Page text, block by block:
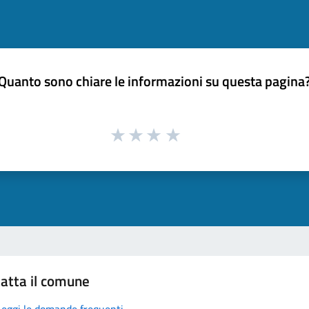
sono chiare le informazioni su questa
il comune